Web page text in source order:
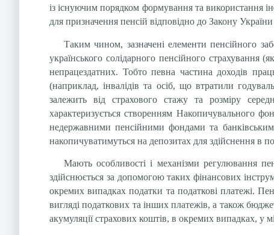
із існуючим порядком формування та використання
для призначення пенсій відповідно до Закону
Таким чином, зазначені елементи пенсійного
українського солідарного пенсійного страхування
непрацездатних. Тобто певна частина доходів
(наприклад, інвалідів та осіб, що втратили
залежить від страхового стажу та розміру
характеризується створенням Накопичувального
недержавними пенсійними фондами та
накопичуватимуться на депозитах для здійснення
Мають особливості і механізми регулювання
здійснюється за допомогою таких фінансових
окремих випадках податки та податкові платежі.
вигляді податкових та інших платежів, а також
акумуляції страхових коштів, в окремих випадках, у